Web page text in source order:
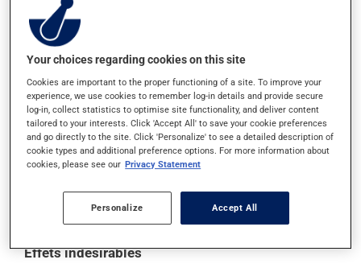
En règle générale, on utilise ce produit deux fois par
jour. Il est possible que votre pharmacien vous ait
indiqué un horaire différent qui est plus approprié pour
vous. Ne cessez pas de l'appliquer dès qu'une
amélioration est visible. Continuez pour la durée de
traitement indiquée.
Il est important de respecter la posologie inscrite sur
l'étiquette. N'en utilisez pas plus, ni plus souvent
qu'indiqué. Les dérivés de la cortisone peuvent amincir
la peau et favoriser les infections de la peau. Ne les
appliquez pas inutilement.
Effets indésirables
Your choices regarding cookies on this site
Cookies are important to the proper functioning of a site. To improve your
experience, we use cookies to remember log-in details and provide secure
log-in, collect statistics to optimise site functionality, and deliver content
tailored to your interests. Click 'Accept All' to save your cookie preferences
and go directly to the site. Click 'Personalize' to see a detailed description of
cookie types and additional preference options. For more information about
cookies, please see our Privacy Statement
Personalize Accept All